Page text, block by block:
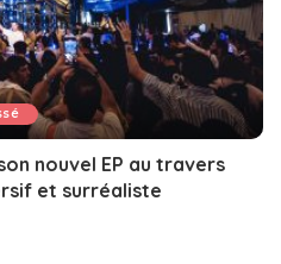
nouvel EP au travers
et surréaliste